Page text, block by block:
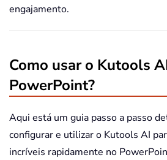
engajamento.
Como usar o Kutools
PowerPoint?
Aqui está um guia passo a passo
configurar e utilizar o Kutools AI
incríveis rapidamente no